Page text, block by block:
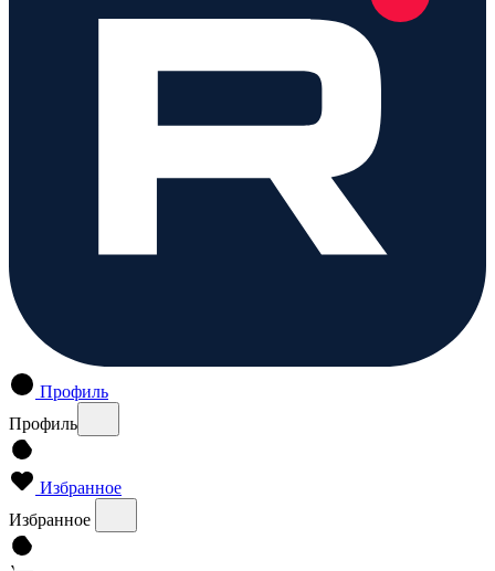
Профиль
Профиль
Избранное
Избранное